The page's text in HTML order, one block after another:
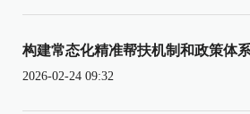
构建常态化精准帮扶机制和政策体
2026-02-24 09:32